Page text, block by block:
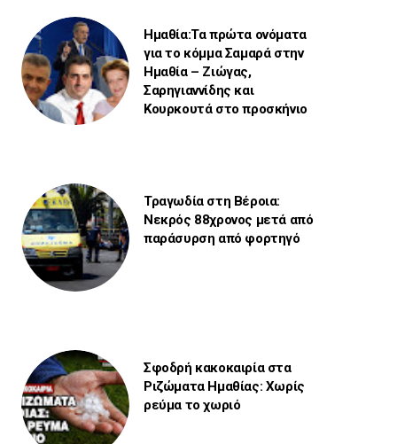
Ημαθία:Τα πρώτα ονόματα
για το κόμμα Σαμαρά στην
Ημαθία – Ζιώγας,
Σαρηγιαννίδης και
Κουρκουτά στο προσκήνιο
Τραγωδία στη Βέροια:
Νεκρός 88χρονος μετά από
παράσυρση από φορτηγό
Σφοδρή κακοκαιρία στα
Ριζώματα Ημαθίας: Χωρίς
ρεύμα το χωριό